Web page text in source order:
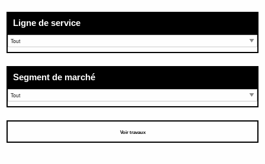
Ligne de service
Segment de marché
Voir travaux